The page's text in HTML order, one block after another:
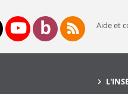
Aide et